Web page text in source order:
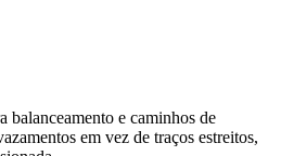
balanceamento e caminhos de
em vez de traços estreitos,